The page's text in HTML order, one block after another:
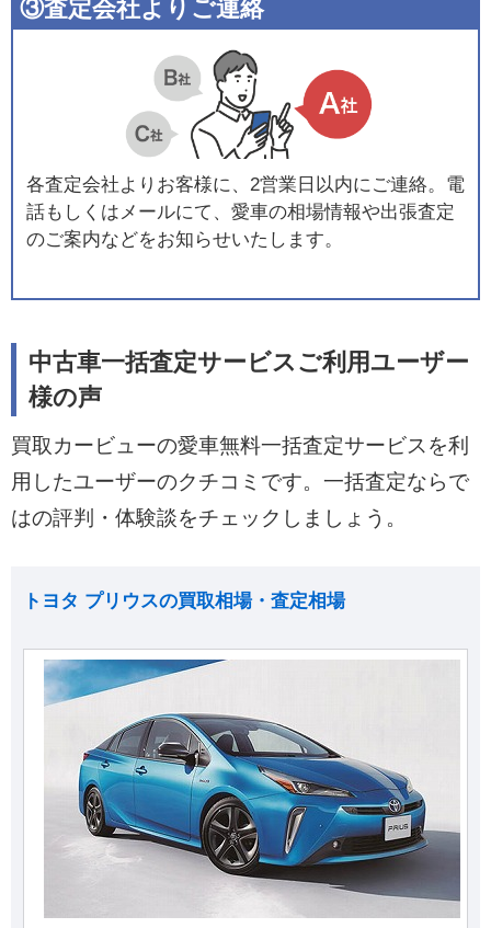
③査定会社よりご連絡
各査定会社よりお客様に、2営業日以内にご連絡。電
話もしくはメールにて、愛車の相場情報や出張査定
のご案内などをお知らせいたします。
中古車一括査定サービスご利用ユーザー
様の声
買取カービューの愛車無料一括査定サービスを利
用したユーザーのクチコミです。一括査定ならで
はの評判・体験談をチェックしましょう。
トヨタ プリウスの買取相場・査定相場